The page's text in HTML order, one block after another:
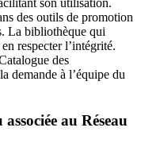
des outils de promotion
La bibliothèque qui
respecter l’intégrité.
des
demande à l’équipe du
au Réseau